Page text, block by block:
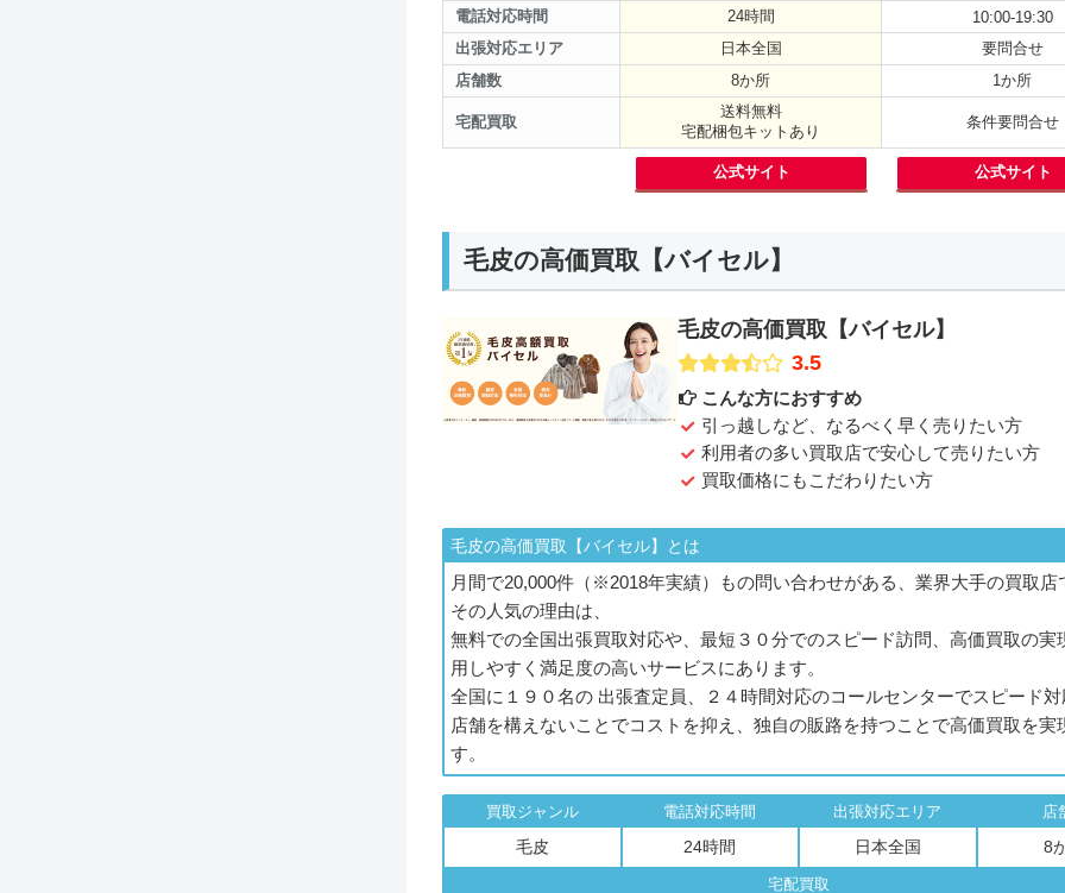
電話対応時間
出張対応エリア
店舗数
宅配買取
24時間
日本全国
8か所
送料無料
宅配梱包キットあり
公式サイト
10:00-19:30
要問合せ
1か所
条件要問合せ
公式サイト
毛皮の高価買取【バイセル】
毛皮の高価買取【バイセル】
3.5
こんな方におすすめ
引っ越しなど、なるべく早く売りたい方
利用者の多い買取店で安心して売りたい方
買取価格にもこだわりたい方
毛皮の高価買取【バイセル】とは
月間で20,000件（※2018年実績）もの問い合わせがある、業界大手の買取店
その人気の理由は、
無料での全国出張買取対応や、最短３０分でのスピード訪問、高価買取の実
用しやすく満足度の高いサービスにあります。
全国に１９０名の 出張査定員、２４時間対応のコールセンターでスピード対
店舗を構えないことでコストを抑え、独自の販路を持つことで高価買取を実
す。
買取ジャンル
毛皮
電話対応時間
24時間
出張対応エリア
日本全国
店
8
宅配買取